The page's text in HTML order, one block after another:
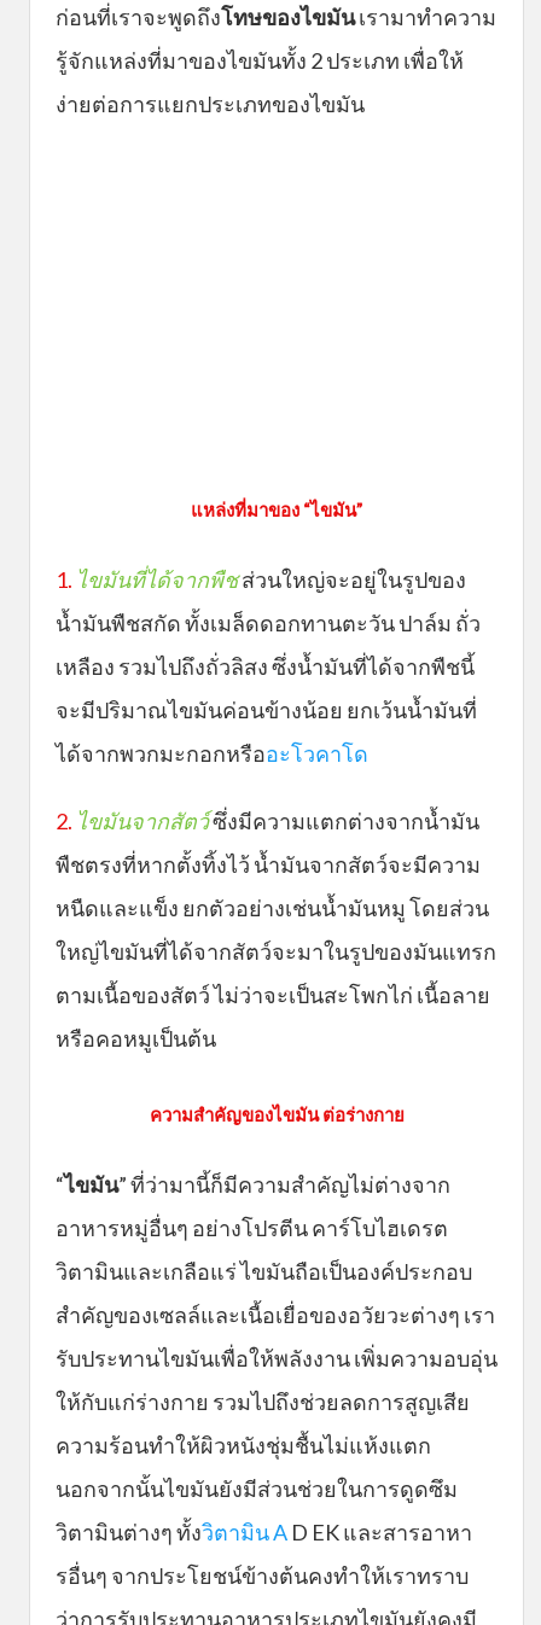
ก่อนที่เราจะพูดถึงโทษของไขมันเรามาทำความ
รู้จักแหล่งที่มาของไขมันทั้ง 2 ประเภท เพื่อให้
ง่ายต่อการแยกประเภทของไขมัน
แหล่งที่มาของ “ไขมัน”
1. ไขมันที่ได้จากพืชส่วนใหญ่จะอยู่ในรูปของ
น้ำมันพืชสกัด ทั้งเมล็ดดอกทานตะวัน ปาล์ม ถั่ว
เหลือง รวมไปถึงถั่วลิสง ซึ่งน้ำมันที่ได้จากพืชนี้
จะมีปริมาณไขมันค่อนข้างน้อย ยกเว้นน้ำมันที่
ได้จากพวกมะกอกหรืออะโวคาโด
2. ไขมันจากสัตว์ซึ่งมีความแตกต่างจากน้ำมัน
พืชตรงที่หากตั้งทิ้งไว้ น้ำมันจากสัตว์จะมีความ
หนืดและแข็ง ยกตัวอย่างเช่นน้ำมันหมู โดยส่วน
ใหญ่ไขมันที่ได้จากสัตว์จะมาในรูปของมันแทรก
ตามเนื้อของสัตว์ ไม่ว่าจะเป็นสะโพกไก่ เนื้อลาย
หรือคอหมูเป็นต้น
ความสำคัญของไขมัน ต่อร่างกาย
“ไขมัน” ที่ว่ามานี้ก็มีความสำคัญไม่ต่างจาก
อาหารหมู่อื่นๆ อย่างโปรตีน คาร์โบไฮเดรต
วิตามินและเกลือแร่ ไขมันถือเป็นองค์ประกอบ
สำคัญของเซลล์และเนื้อเยื่อของอวัยวะต่างๆ เรา
รับประทานไขมันเพื่อให้พลังงาน เพิ่มความอบอุ่น
ให้กับแก่ร่างกาย รวมไปถึงช่วยลดการสูญเสีย
ความร้อนทำให้ผิวหนังชุ่มชื้นไม่แห้งแตก
นอกจากนั้นไขมันยังมีส่วนช่วยในการดูดซึม
วิตามินต่างๆ ทั้งวิตามิน A D EK และสารอาหา
รอื่นๆ จากประโยชน์ข้างต้นคงทำให้เราทราบ
ว่าการรับประทานอาหารประเภทไขมันยังคงมี